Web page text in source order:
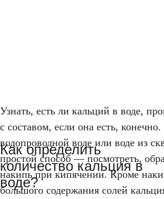
Как определить
количество кальция в
воде?
Узнать, есть ли кальций в воде,
с составом, если она есть,
водопроводной воде или воде из
простой способ — посмотреть,
накипь при кипячении. Кроме
большого содержания солей